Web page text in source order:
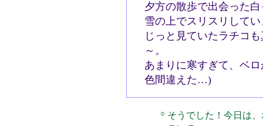
夕方の散歩で出会った
雪の上でスリスリして
じっと見ていたラチコ
～。
あまりに寒すぎて、ベ
色間違えた…)
○ そうでした！今日は